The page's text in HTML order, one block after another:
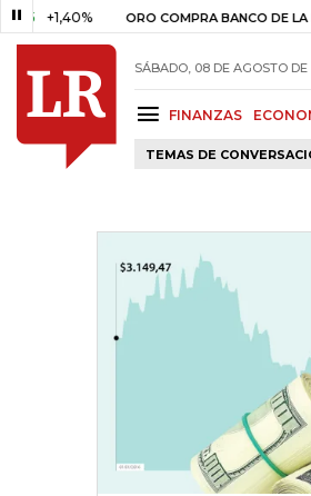
+1,40% ORO COMPRA BANCO DE LA
SÁBADO, 08 DE AGOSTO
FINANZAS
TEMAS DE